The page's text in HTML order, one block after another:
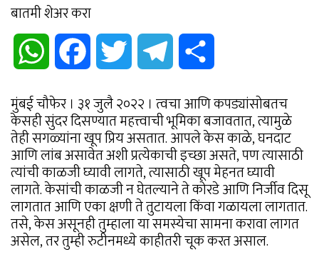
बातमी शेअर करा
WhatsApp Facebook Twitter Telegram
मुंबई चौफेर । ३१ जुलै २०२२ । त्वचा आणि कपड्यांसोबतच
केसही सुंदर दिसण्यात महत्त्वाची भूमिका बजावतात, त्यामुळे
तेही सगळ्यांना खूप प्रिय असतात. आपले केस काळे, घनदाट
आणि लांब असावेत अशी प्रत्येकाची इच्छा असते, पण त्यासाठी
त्यांची काळजी घ्यावी लागते, त्यासाठी खूप मेहनत घ्यावी
लागते. केसांची काळजी न घेतल्याने ते कोरडे आणि निर्जीव दिसू
लागतात आणि एका क्षणी ते तुटायला किंवा गळायला लागतात.
तसे, केस असूनही तुम्हाला या समस्येचा सामना करावा लागत
असेल, तर तुम्ही रुटीनमध्ये काहीतरी चूक करत असाल.